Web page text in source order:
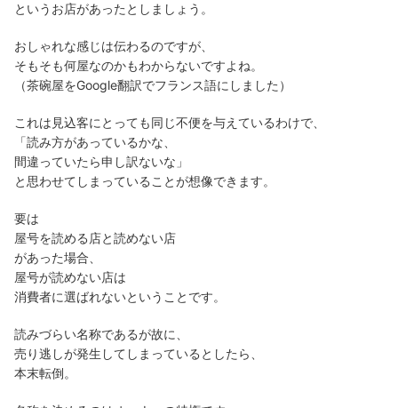
というお店があったとしましょう。
おしゃれな感じは伝わるのですが、
そもそも何屋なのかもわからないですよね。
（茶碗屋をGoogle翻訳でフランス語にしました）
これは見込客にとっても同じ不便を与えているわけで、
「読み方があっているかな、
間違っていたら申し訳ないな」
と思わせてしまっていることが想像できます。
要は
屋号を読める店と読めない店
があった場合、
屋号が読めない店は
消費者に選ばれないということです。
読みづらい名称であるが故に、
売り逃しが発生してしまっているとしたら、
本末転倒。